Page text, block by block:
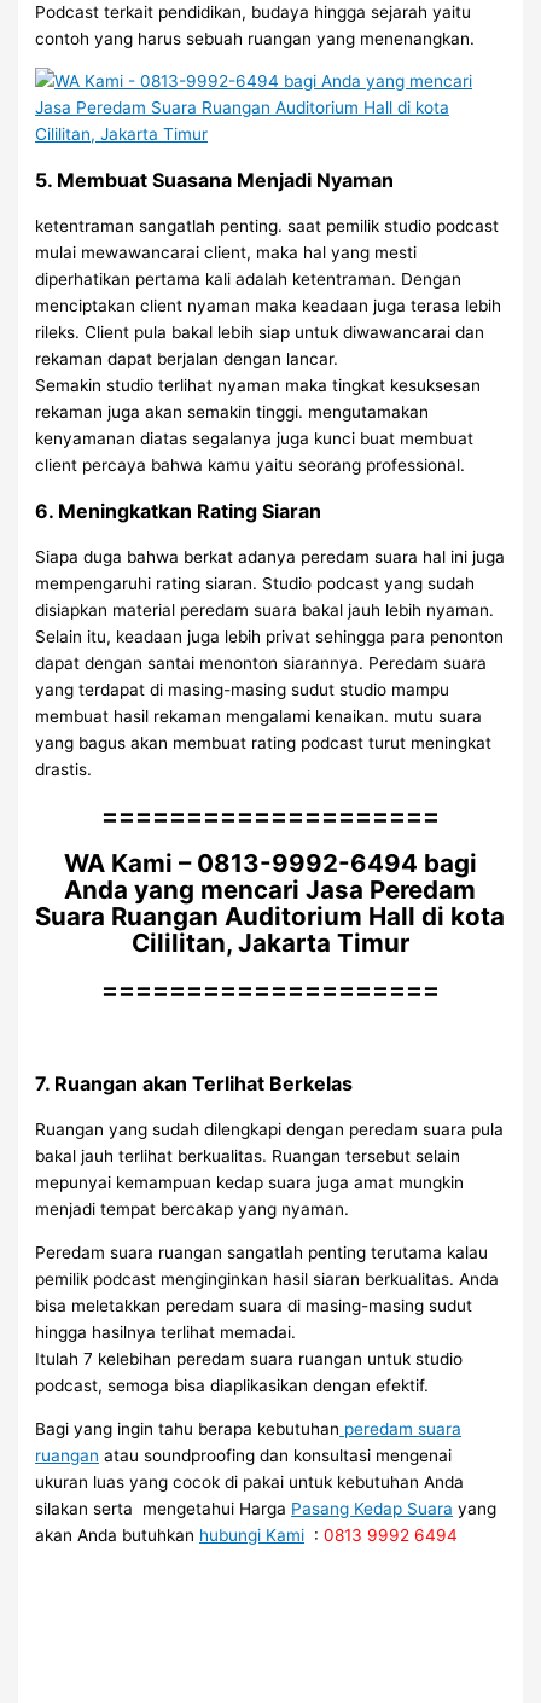
Podcast terkait pendidikan, budaya hingga sejarah yaitu
contoh yang harus sebuah ruangan yang menenangkan.
5. Membuat Suasana Menjadi Nyaman
ketentraman sangatlah penting. saat pemilik studio podcast
mulai mewawancarai client, maka hal yang mesti
diperhatikan pertama kali adalah ketentraman. Dengan
menciptakan client nyaman maka keadaan juga terasa lebih
rileks. Client pula bakal lebih siap untuk diwawancarai dan
rekaman dapat berjalan dengan lancar.
Semakin studio terlihat nyaman maka tingkat kesuksesan
rekaman juga akan semakin tinggi. mengutamakan
kenyamanan diatas segalanya juga kunci buat membuat
client percaya bahwa kamu yaitu seorang professional.
6. Meningkatkan Rating Siaran
Siapa duga bahwa berkat adanya peredam suara hal ini juga
mempengaruhi rating siaran. Studio podcast yang sudah
disiapkan material peredam suara bakal jauh lebih nyaman.
Selain itu, keadaan juga lebih privat sehingga para penonton
dapat dengan santai menonton siarannya. Peredam suara
yang terdapat di masing-masing sudut studio mampu
membuat hasil rekaman mengalami kenaikan. mutu suara
yang bagus akan membuat rating podcast turut meningkat
drastis.
====================
WA Kami – 0813-9992-6494 bagi
Anda yang mencari Jasa Peredam
Suara Ruangan Auditorium Hall di kota
Cililitan, Jakarta Timur
====================
7. Ruangan akan Terlihat Berkelas
Ruangan yang sudah dilengkapi dengan peredam suara pula
bakal jauh terlihat berkualitas. Ruangan tersebut selain
mepunyai kemampuan kedap suara juga amat mungkin
menjadi tempat bercakap yang nyaman.
Peredam suara ruangan sangatlah penting terutama kalau
pemilik podcast menginginkan hasil siaran berkualitas. Anda
bisa meletakkan peredam suara di masing-masing sudut
hingga hasilnya terlihat memadai.
Itulah 7 kelebihan peredam suara ruangan untuk studio
podcast, semoga bisa diaplikasikan dengan efektif.
Bagi yang ingin tahu berapa kebutuhan peredam suara
ruangan atau soundproofing dan konsultasi mengenai
ukuran luas yang cocok di pakai untuk kebutuhan Anda
silakan serta mengetahui Harga Pasang Kedap Suara yang
akan Anda butuhkan hubungi Kami :0813 9992 6494